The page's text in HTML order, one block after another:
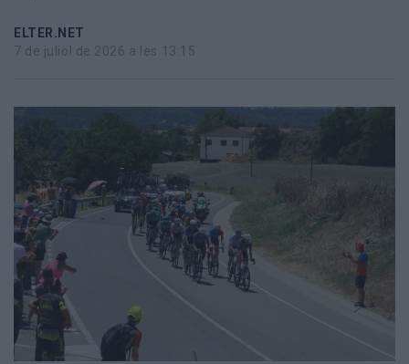
Esports
Ràdio
Totes
ELTER.NET
7 de juliol de 2026 a les 13:15